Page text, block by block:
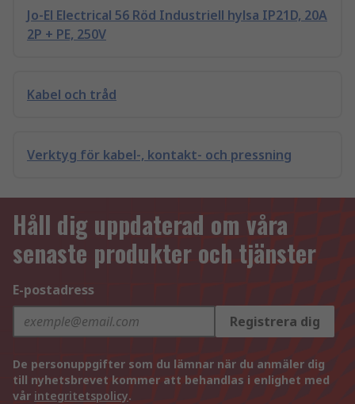
Jo-El Electrical 56 Röd Industriell hylsa IP21D, 20A
2P + PE, 250V
Kabel och tråd
Verktyg för kabel-, kontakt- och pressning
Håll dig uppdaterad om våra
senaste produkter och tjänster
E-postadress
Registrera dig
De personuppgifter som du lämnar när du anmäler dig
till nyhetsbrevet kommer att behandlas i enlighet med
vår integritetspolicy.